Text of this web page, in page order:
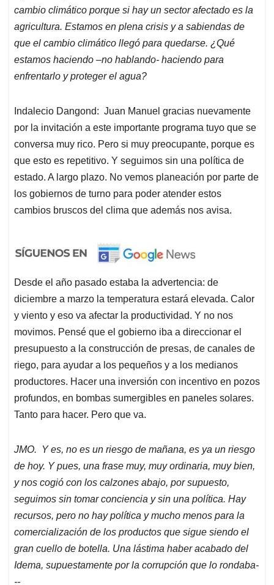
cambio climático porque si hay un sector afectado es la
agricultura. Estamos en plena crisis y a sabiendas de
que el cambio climático llegó para quedarse. ¿Qué
estamos haciendo –no hablando- haciendo para
enfrentarlo y proteger el agua?
Indalecio Dangond: Juan Manuel gracias nuevamente
por la invitación a este importante programa tuyo que se
conversa muy rico. Pero si muy preocupante, porque es
que esto es repetitivo. Y seguimos sin una política de
estado. A largo plazo. No vemos planeación por parte de
los gobiernos de turno para poder atender estos
cambios bruscos del clima que además nos avisa.
Desde el año pasado estaba la advertencia: de
diciembre a marzo la temperatura estará elevada. Calor
y viento y eso va afectar la productividad. Y no nos
movimos. Pensé que el gobierno iba a direccionar el
presupuesto a la construcción de presas, de canales de
riego, para ayudar a los pequeños y a los medianos
productores. Hacer una inversión con incentivo en pozos
profundos, en bombas sumergibles en paneles solares.
Tanto para hacer. Pero que va.
JMO. Y es, no es un riesgo de mañana, es ya un riesgo
de hoy. Y pues, una frase muy, muy ordinaria, muy bien,
y nos cogió con los calzones abajo, por supuesto,
seguimos sin tomar conciencia y sin una política. Hay
recursos, pero no hay política y mucho menos para la
comercialización de los productos que sigue siendo el
gran cuello de botella. Una lástima haber acabado del
Idema, supuestamente por la corrupción que lo rondaba-
--